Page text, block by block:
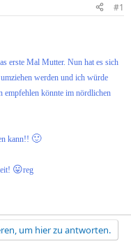
#1
erste Mal Mutter. Nun hat es sich
werden und ich würde
empfehlen könnte im nördlichen
kann!! 🙂
😛reg
um hier zu antworten.